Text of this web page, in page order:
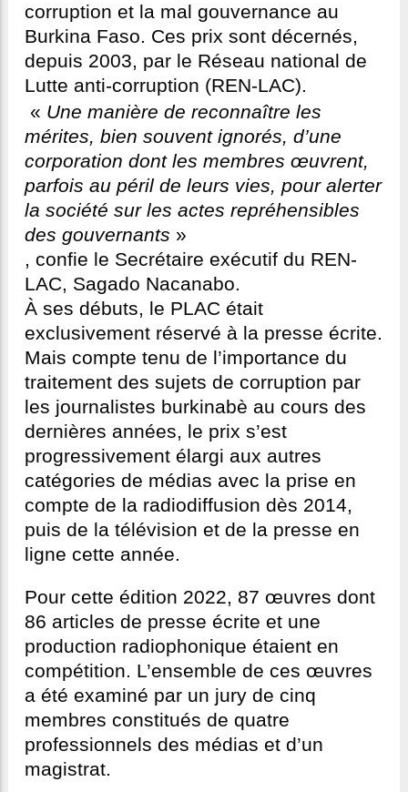
corruption et la mal gouvernance au
Burkina Faso. Ces prix sont décernés,
depuis 2003, par le Réseau national de
Lutte anti-corruption (REN-LAC).
« Une manière de reconnaître les
mérites, bien souvent ignorés, d’une
corporation dont les membres œuvrent,
parfois au péril de leurs vies, pour alerter
la société sur les actes repréhensibles
des gouvernants »
, confie le Secrétaire exécutif du REN-
LAC, Sagado Nacanabo.
À ses débuts, le PLAC était
exclusivement réservé à la presse écrite.
Mais compte tenu de l’importance du
traitement des sujets de corruption par
les journalistes burkinabè au cours des
dernières années, le prix s’est
progressivement élargi aux autres
catégories de médias avec la prise en
compte de la radiodiffusion dès 2014,
puis de la télévision et de la presse en
ligne cette année.
Pour cette édition 2022, 87 œuvres dont
86 articles de presse écrite et une
production radiophonique étaient en
compétition. L’ensemble de ces œuvres
a été examiné par un jury de cinq
membres constitués de quatre
professionnels des médias et d’un
magistrat.